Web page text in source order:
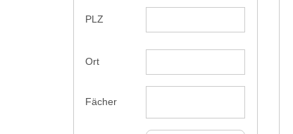
PLZ
Ort
Fächer